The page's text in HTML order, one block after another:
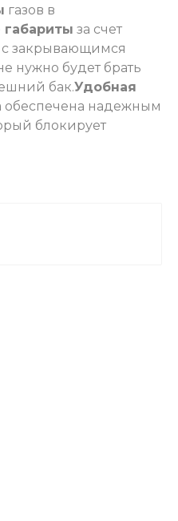
газов в
за счет
с закрывающимся
нужно будет брать
бак.Удобная
обеспечена надежным
блокирует